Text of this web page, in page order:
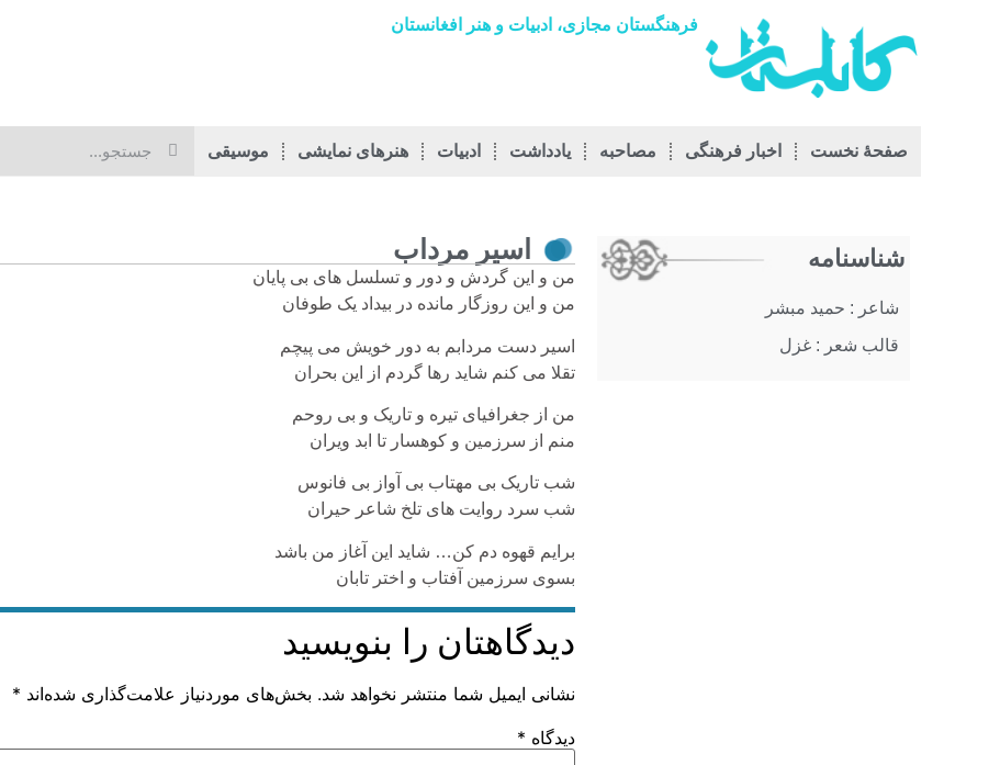
فرهنگستان مجازی، ادبیات و هنر افغانستان
صفحۀ نخست اخبار فرهنگی مصاحبه يادداشت ادبیات هنرهای نمایشی موسیقی
اسیر مرداب
من و این گردش و دور و تسلسل های بی پایان
من و این روزگار مانده در بیداد یک طوفان
اسیر دست مردابم به دور خویش می پیچم
تقلا می کنم شاید رها گردم از این بحران
من از جغرافیای تیره و تاریک و بی روحم
منم از سرزمین و کوهسار تا ابد ویران
شب تاریک بی مهتاب بی آواز بی فانوس
شب سرد روایت های تلخ شاعر حیران
برایم قهوه دم کن… شاید این آغاز من باشد
بسوی سرزمین آفتاب و اختر تابان
دیدگاهتان را بنویسید
نشانی ایمیل شما منتشر نخواهد شد. بخش‌های موردنیاز علامت‌گذاری شده‌اند *
دیدگاه *
شناسنامه
شاعر : حمید مبشر
قالب شعر : غزل